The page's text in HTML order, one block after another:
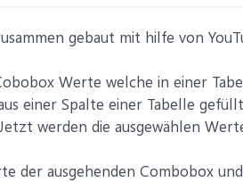
gebaut mit hilfe von
Werte welche in einer
einer Spalte einer Tabelle
werden die ausgewählen
der ausgehenden Combobox